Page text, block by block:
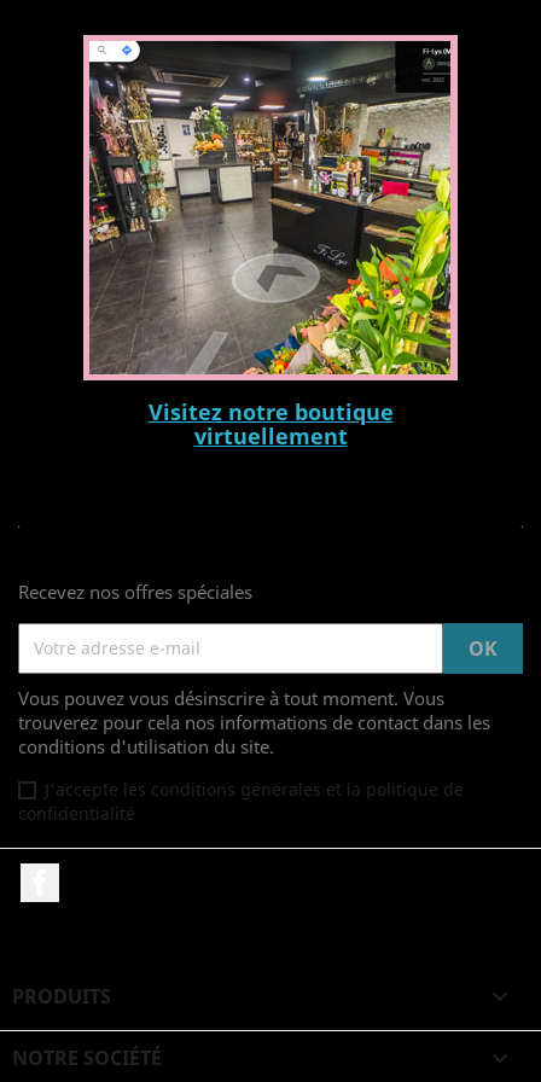
Visitez notre boutique
virtuellement
Recevez nos offres spéciales
Vous pouvez vous désinscrire à tout moment. Vous
trouverez pour cela nos informations de contact dans les
conditions d'utilisation du site.
J'accepte les conditions générales et la politique de
confidentialité
PRODUITS 
NOTRE SOCIÉTÉ 